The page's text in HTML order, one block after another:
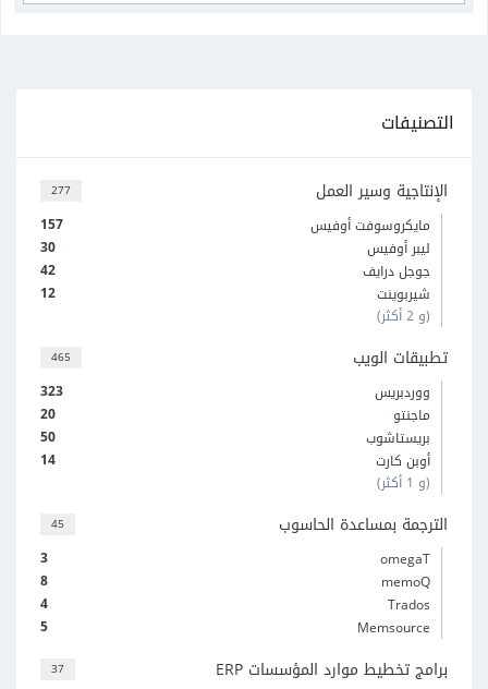
التصنيفات
277 الإنتاجية وسير العمل
157
مايكروسوفت أوفيس
30
ليبر أوفيس
42
جوجل درايف
12
شيربوينت
(و 2 أكثر)
465 تطبيقات الويب
323
ووردبريس
20
ماجنتو
50
بريستاشوب
14
أوبن كارت
(و 1 أكثر)
45 الترجمة بمساعدة الحاسوب
3
omegaT
8
memoQ
4
Trados
5
Memsource
37 برامج تخطيط موارد المؤسسات ERP